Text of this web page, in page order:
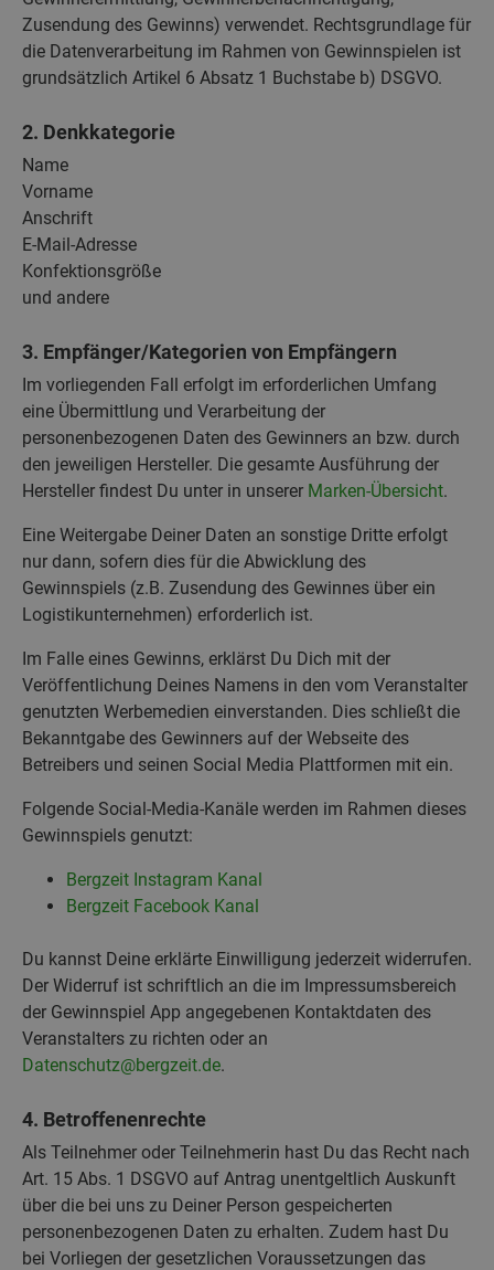
Zusendung des Gewinns) verwendet. Rechtsgrundlage für
die Datenverarbeitung im Rahmen von Gewinnspielen ist
grundsätzlich Artikel 6 Absatz 1 Buchstabe b) DSGVO.
2. Denkkategorie
Name
Vorname
Anschrift
E-Mail-Adresse
Konfektionsgröße
und andere
3. Empfänger/Kategorien von Empfängern
Im vorliegenden Fall erfolgt im erforderlichen Umfang
eine Übermittlung und Verarbeitung der
personenbezogenen Daten des Gewinners an bzw. durch
den jeweiligen Hersteller. Die gesamte Ausführung der
Hersteller findest Du unter in unserer Marken-Übersicht.
Eine Weitergabe Deiner Daten an sonstige Dritte erfolgt
nur dann, sofern dies für die Abwicklung des
Gewinnspiels (z.B. Zusendung des Gewinnes über ein
Logistikunternehmen) erforderlich ist.
Im Falle eines Gewinns, erklärst Du Dich mit der
Veröffentlichung Deines Namens in den vom Veranstalter
genutzten Werbemedien einverstanden. Dies schließt die
Bekanntgabe des Gewinners auf der Webseite des
Betreibers und seinen Social Media Plattformen mit ein.
Folgende Social-Media-Kanäle werden im Rahmen dieses
Gewinnspiels genutzt:
Bergzeit Instagram Kanal
Bergzeit Facebook Kanal
Du kannst Deine erklärte Einwilligung jederzeit widerrufen.
Der Widerruf ist schriftlich an die im Impressumsbereich
der Gewinnspiel App angegebenen Kontaktdaten des
Veranstalters zu richten oder an
Datenschutz@bergzeit.de.
4. Betroffenenrechte
Als Teilnehmer oder Teilnehmerin hast Du das Recht nach
Art. 15 Abs. 1 DSGVO auf Antrag unentgeltlich Auskunft
über die bei uns zu Deiner Person gespeicherten
personenbezogenen Daten zu erhalten. Zudem hast Du
bei Vorliegen der gesetzlichen Voraussetzungen das